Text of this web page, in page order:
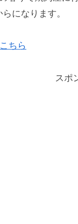
になります。
ちら
スポ